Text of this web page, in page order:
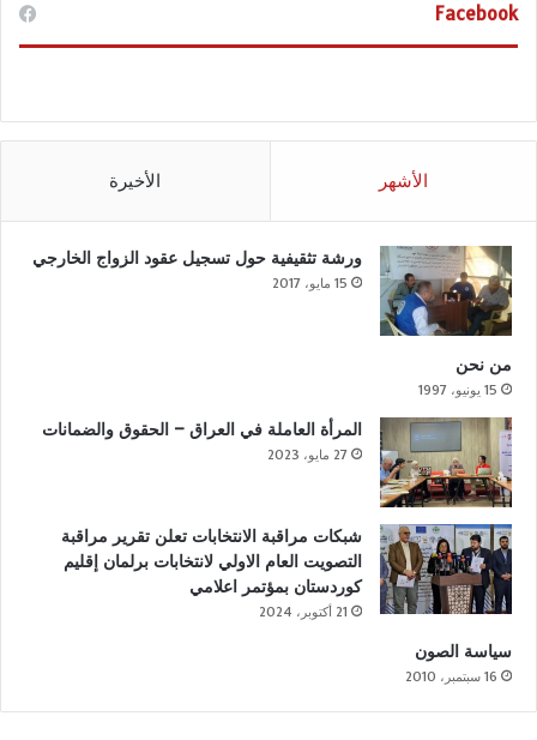
Facebook
الأشهر الأخيرة
ورشة تثقيفية حول تسجيل عقود الزواج الخارجي
15 مايو، 2017
من نحن
15 يونيو، 1997
المرأة العاملة في العراق – الحقوق والضمانات
27 مايو، 2023
شبكات مراقبة الانتخابات تعلن تقرير مراقبة
التصويت العام الاولي لانتخابات برلمان إقليم
كوردستان بمؤتمر اعلامي
21 أكتوبر، 2024
سياسة الصون
16 سبتمبر، 2010